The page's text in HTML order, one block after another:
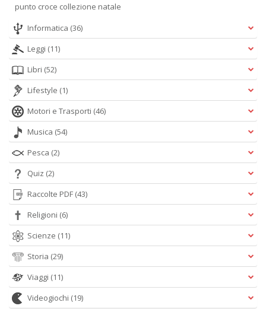
punto croce collezione natale
Informatica (36)
Leggi (11)
Libri (52)
Lifestyle (1)
Motori e Trasporti (46)
Musica (54)
Pesca (2)
Quiz (2)
Raccolte PDF (43)
Religioni (6)
Scienze (11)
Storia (29)
Viaggi (11)
Videogiochi (19)